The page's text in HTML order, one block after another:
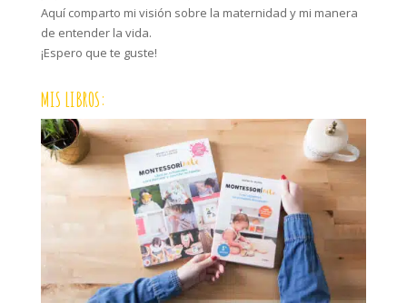
Aquí comparto mi visión sobre la maternidad y mi manera
de entender la vida.
¡Espero que te guste!
MIS LIBROS: